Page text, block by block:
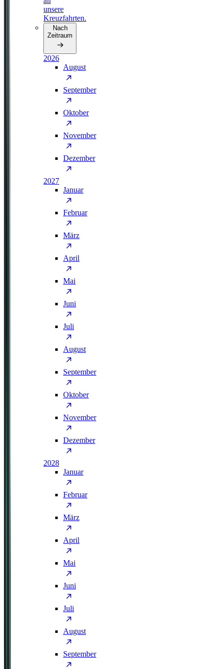
unsere
Kreuzfahrten.
Nach
Zeitraum
2026
August
September
Oktober
November
Dezember
2027
Januar
Februar
März
April
Mai
Juni
Juli
August
September
Oktober
November
Dezember
2028
Januar
Februar
März
April
Mai
Juni
Juli
August
September